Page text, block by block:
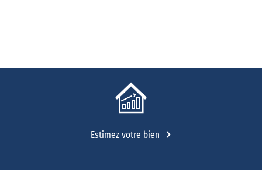
Estimez votre bien